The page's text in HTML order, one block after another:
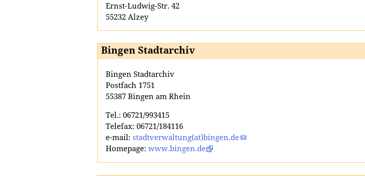
Ernst-Ludwig-Str. 42
55232 Alzey
Bingen Stadtarchiv
Bingen Stadtarchiv
Postfach 1751
55387 Bingen am Rhein
Tel.: 06721/993415
Telefax: 06721/184116
e-mail: stadtverwaltung(at)bingen.de
Homepage: www.bingen.de